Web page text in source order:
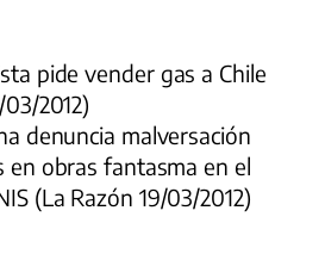
pide vender gas a Chile
2012)
denuncia malversación
en obras fantasma en el
(La Razón 19/03/2012)